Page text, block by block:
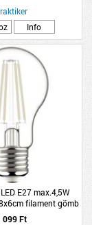
Info
E27 max.4,5W
filament gömb
fehér
099 Ft